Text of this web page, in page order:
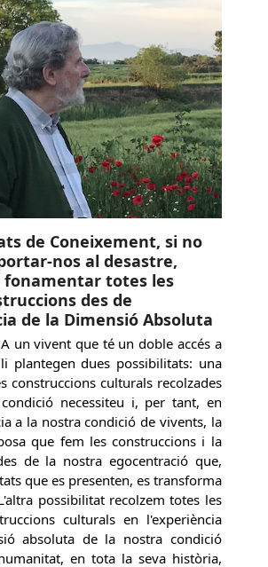
de Coneixement, si no
nos al desastre,
fonamentar totes les
des de
de la Dimensió Absoluta
A un vivent que té un doble accés a
plantegen dues possibilitats: una
construccions culturals recolzades
necessiteu i, per tant, en
a la nostra condició de vivents, la
que fem les construccions i la
de la nostra egocentració que,
que es presenten, es transforma
possibilitat recolzem totes les
culturals en l'experiència
absoluta de la nostra condició
en tota la seva història,